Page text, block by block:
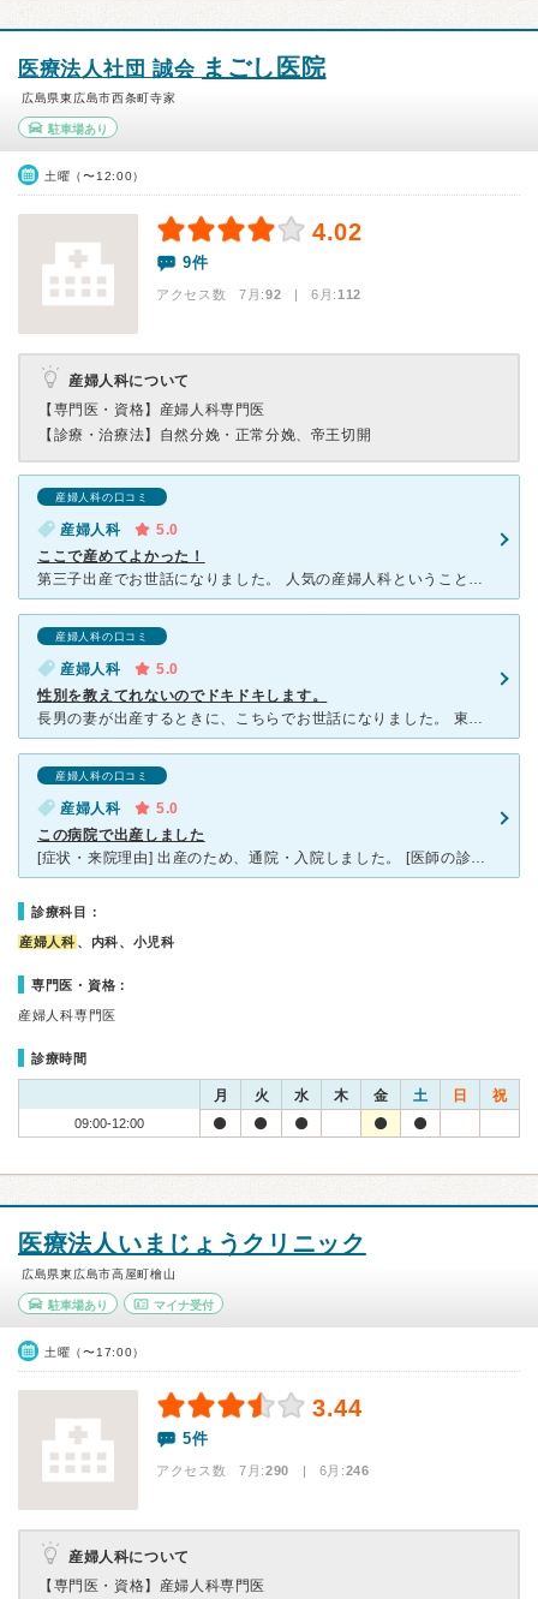
医療法人社団 誠会 まごし医院
広島県東広島市西条町寺家
駐車場あり
土曜（〜12:00）
4.02
9件
アクセス数 7月:92 | 6月:112
産婦人科について
【専門医・資格】 産婦人科専門医
【診療・治療法】 自然分娩・正常分娩、帝王切開
産婦人科の口コミ
産婦人科
5.0
ここで産めてよかった！
第三子出産でお世話になりました。 人気の産婦人科ということと、診察は午前のみ、さらに予約不可という方で日によってはかなり待ち時間が長いです。駐車場もしっかり確保されてますが診察待ちのご家族の方が車で
産婦人科の口コミ
産婦人科
5.0
性別を教えてれないのでドキドキします。
長男の妻が出産するときに、こちらでお世話になりました。 東広島では有名な産婦人科で、何十年前からあるようです。 奥様はちかくで保育園を経営なされているようで、院長先生も子ども好きなオーラがにじみ出
産婦人科の口コミ
産婦人科
5.0
この病院で出産しました
[症状・来院理由] 出産のため、通院・入院しました。 [医師の診断・治療法] 診察室にはたくさんの患者さんがいて、先生が各所周りながら診察するスタイルです。 診察時間は短く、こちらからきか
診療科目：
産婦人科 、内科、小児科
専門医・資格：
産婦人科専門医
診療時間
月 火 水 木 金 土 日 祝
09:00-12:00
医療法人いまじょうクリニック
広島県東広島市高屋町檜山
駐車場あり マイナ受付
土曜（〜17:00）
3.44
5件
アクセス数 7月:290 | 6月:246
産婦人科について
【専門医・資格】 産婦人科専門医